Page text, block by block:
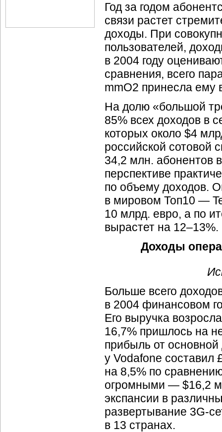
Год за годом
связи растет
доходы. При
пользователей,
в 2004 году
сравнения, всего
mmO2 принесла ему
На долю «большой
85% всех доходов в
которых около $4
российской сотовой
34,2 млн. абонентов
перспективе
по объему доходов.
в мировом Топ10 —
10 млрд. евро, а по
вырастет на 12–13%.
Доходы
Больше всего
в 2004 финансовом
Его выручка
16,7% пришлось на
прибыль от основной
у Vodafone составил
на 8,5% по
огромными — $16,2
экспансии в
развертывание 3G-
в 13 странах.